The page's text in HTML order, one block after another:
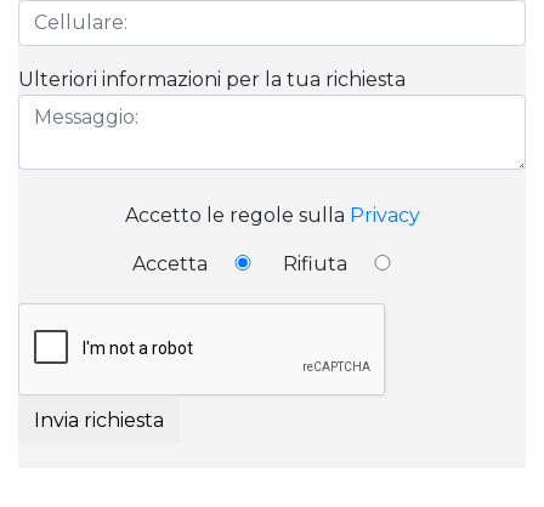
Ulteriori informazioni per la tua richiesta
Accetto le regole sulla Privacy
Accetta Rifiuta
Invia richiesta